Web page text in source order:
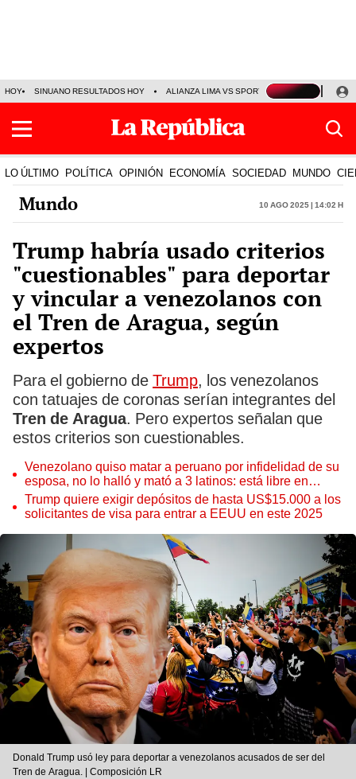
HOY SINUANO RESULTADOS HOY ALIANZA LIMA VS SPORT BOYS JORGE
LO ÚLTIMO POLÍTICA OPINIÓN ECONOMÍA SOCIEDAD MUNDO
Mundo 10 Ago 2025 | 14:02 h
Trump habría usado criterios
"cuestionables" para deportar
y vincular a venezolanos con
el Tren de Aragua, según
expertos
Para el gobierno de Trump, los venezolanos
con tatuajes de coronas serían integrantes del
Tren de Aragua. Pero expertos señalan que
estos criterios son cuestionables.
Venezolano quiso matar a peruano por infidelidad de su
esposa, no lo halló y mató a 3 latinos: está libre en
EEUU tras ser repatriado
Trump quiere exigir depósitos de hasta US$15.000 a los
solicitantes de visa para entrar a EEUU en este 2025
Donald Trump usó ley para deportar a venezolanos acusados de ser del
Tren de Aragua. | Composición LR